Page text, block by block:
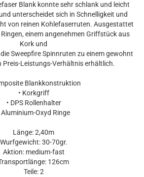
Blank konnte sehr schlank und leicht
unterscheidet sich in Schnelligkeit und
von reinen Kohlefaserruten. Ausgestattet
einem angenehmen Griffstück aus
Kork und
Sweepfire Spinnruten zu einem gewohnt
Preis-Leistungs-Verhältnis erhältlich.
Blankkonstruktion
• Korkgriff
• DPS Rollenhalter
Aluminium-Oxyd Ringe
Länge: 2,40m
Wurfgewicht: 30-70gr.
Aktion: medium-fast
126cm
Teile: 2